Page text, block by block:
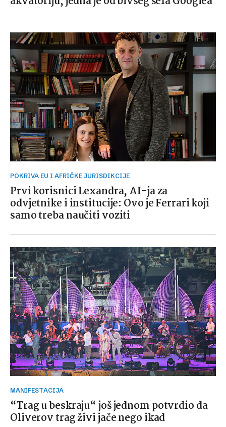
POKRIVA EU I AFRIČKE JURISDIKCIJE
Prvi korisnici Lexandra, AI-ja za
odvjetnike i institucije: Ovo je Ferrari koji
samo treba naučiti voziti
MANIFESTACIJA
“Trag u beskraju“ još jednom potvrdio da
Oliverov trag živi jače nego ikad